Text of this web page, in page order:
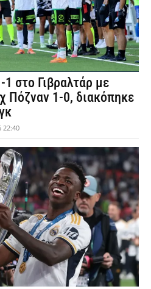
1 στο Γιβραλτάρ με
Πόζναν 1-0, διακόπηκε
22:40